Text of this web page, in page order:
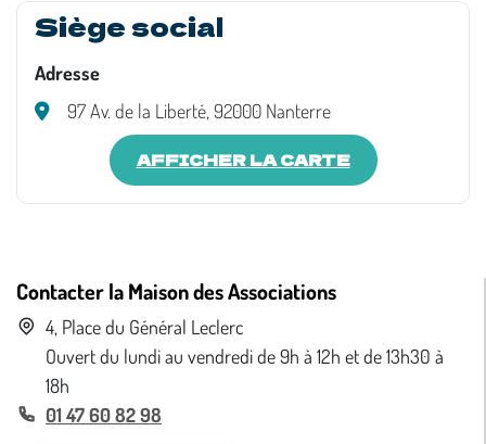
Siège social
Adresse
97 Av. de la Liberté, 92000 Nanterre
AFFICHER LA CARTE
Contacter la Maison des Associations
4, Place du Général Leclerc
Ouvert du lundi au vendredi de 9h à 12h et de 13h30 à
18h
01 47 60 82 98